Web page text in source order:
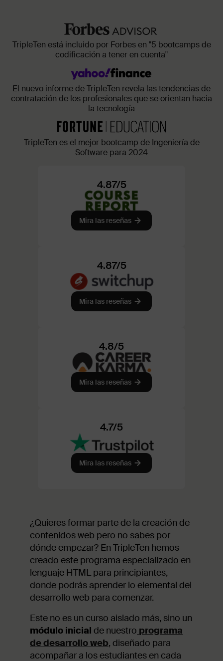
TripleTen está incluido por Forbes en "5 bootcamps de
codificación a tener en cuenta"
El nuevo informe de TripleTen revela las tendencias de
contratación de los profesionales que se orientan hacia
la tecnología
TripleTen es el mejor bootcamp de Ingeniería de
Software para 2024
4.87/5
Mira las reseñas
4.87/5
Mira las reseñas
4.8/5
Mira las reseñas
4.7/5
Mira las reseñas
¿Quieres formar parte de la creación de
contenidos web pero no sabes por
dónde empezar? En TripleTen hemos
creado este programa especializado en
lenguaje HTML para principiantes,
donde podrás aprender lo elemental del
desarrollo web para comenzar.
Este no es un curso aislado más, sino un
módulo inicial de nuestro programa
de desarrollo web, diseñado para
acompañar a los estudiantes en cada